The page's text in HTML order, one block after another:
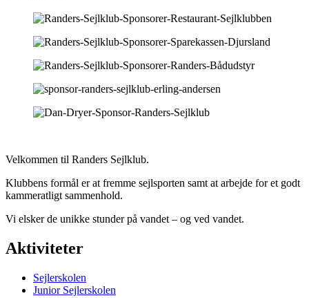
Velkommen til Randers Sejlklub.
Klubbens formål er at fremme sejlsporten samt at arbejde for et godt
kammeratligt sammenhold.
Vi elsker de unikke stunder på vandet – og ved vandet.
Aktiviteter
Sejlerskolen
Junior Sejlerskolen